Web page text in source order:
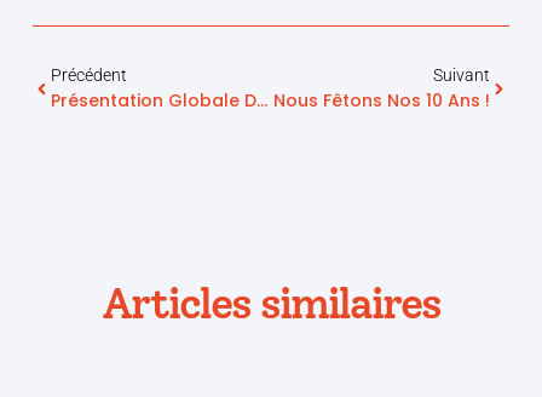
Précédent
Présentation Globale Des Solutions Telegrafik
Suivant
Nous Fêtons Nos 10 Ans !
Articles similaires